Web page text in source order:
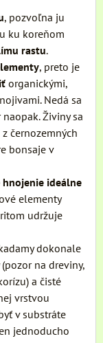
, pozvoľna ju
ku koreňom
rastu.
, preto je
organickými,
Nedá sa
Živiny sa
černozemných
bonsaje v
ideálne
elementy
udržuje
dokonale
na dreviny,
a čisté
vrstvou
v substráte
jednoducho